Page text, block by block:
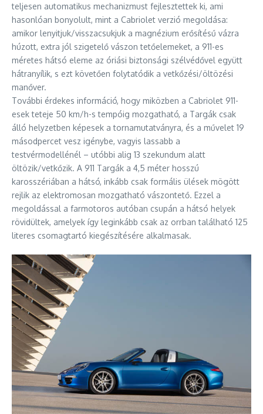
teljesen automatikus mechanizmust fejlesztettek ki, ami
hasonlóan bonyolult, mint a Cabriolet verzió megoldása:
amikor lenyitjuk/visszacsukjuk a magnézium erősítésű vázra
húzott, extra jól szigetelő vászon tetőelemeket, a 911-es
méretes hátsó eleme az óriási biztonsági szélvédővel együtt
hátranyílik, s ezt követően folytatódik a vetkőzési/öltözési
manőver.
További érdekes információ, hogy miközben a Cabriolet 911-
esek teteje 50 km/h-s tempóig mozgatható, a Targák csak
álló helyzetben képesek a tornamutatványra, és a művelet 19
másodpercet vesz igénybe, vagyis lassabb a
testvérmodellénél – utóbbi alig 13 szekundum alatt
öltözik/vetkőzik. A 911 Targák a 4,5 méter hosszú
karosszériában a hátsó, inkább csak formális ülések mögött
rejlik az elektromosan mozgatható vászontető. Ezzel a
megoldással a farmotoros autóban csupán a hátsó helyek
rövidültek, amelyek így leginkább csak az orrban található 125
literes csomagtartó kiegészítésére alkalmasak.